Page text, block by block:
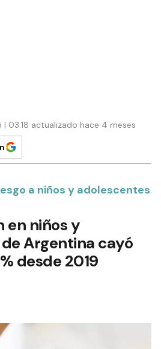
03:18 actualizado hace 4 meses
a niños y adolescentes
en niños y
Argentina cayó
desde 2019